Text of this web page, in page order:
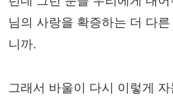
님의 사랑을 확증하는 더 다
니까.
그래서 바울이 다시 이렇게